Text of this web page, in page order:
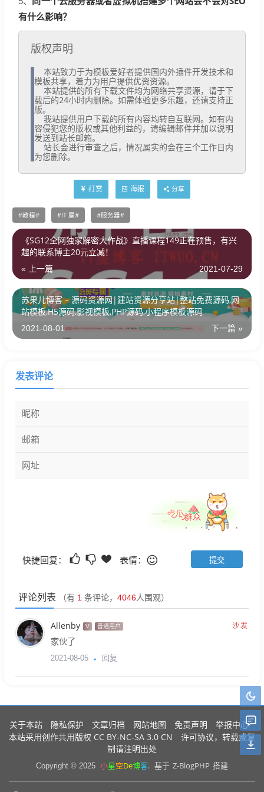
有什么影响？
版权声明
模板共享，着力为用户提供优资资源。
载后的24小时内删除。如需体验更多乐趣，还请支持正
版。
容侵犯您的版权或其他利益的，请编辑邮件并加以说明
发送到站长邮箱。
为您删除。
打赏 海报 分享
教程 IT 屋 服务器
《SG12全网独家解密大作战》直播课程149正在预售，有兴
趣的联系博主20元立减！
« 上一篇 2021-07-29
苏果儿博客 – 源码资源网|建站资源分享站|整站免费源码,网
站模板,H5源码,影视模板,PHP源码,小程序模板源码
下一篇 »
2021-08-01
发表评论
快捷回复： 表情：
评论列表 （有 1 条评论， 4046人围观）
Allenby V 普通用户 沙发
家伙了
2021-08-05 回复
关于本站 隐私保护 文章归档 网站地图 免责声明 举报中心
本站采用创作共用版权 CC BY-NC-SA 3.0 CN
许可协议，转载或复
制请注明出处
Copyright © 2025 小星空De博客. 基于 Z-BlogPHP 搭建